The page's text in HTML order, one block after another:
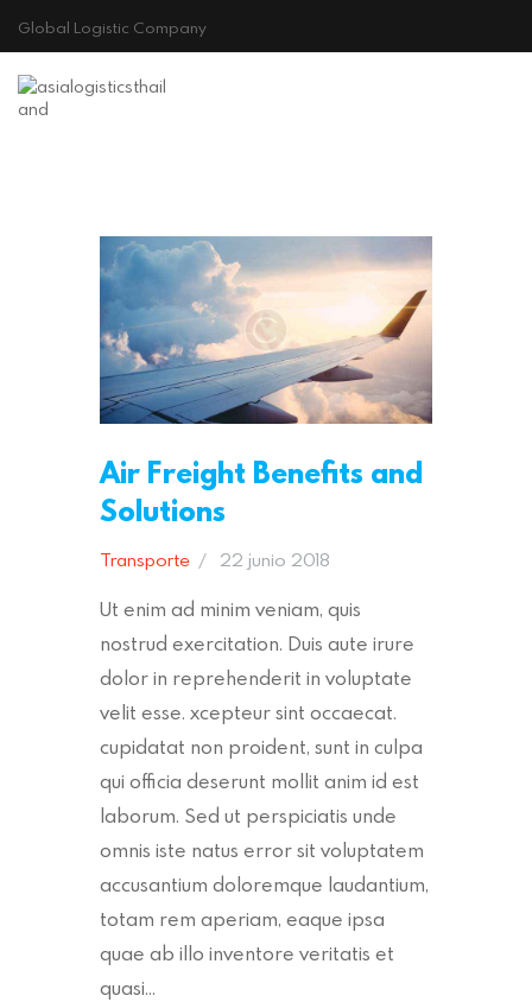
Global Logistic Company
Air Freight Benefits and
Solutions
Transporte 22 junio 2018
Ut enim ad minim veniam, quis
nostrud exercitation. Duis aute irure
dolor in reprehenderit in voluptate
velit esse. xcepteur sint occaecat.
cupidatat non proident, sunt in culpa
qui officia deserunt mollit anim id est
laborum. Sed ut perspiciatis unde
omnis iste natus error sit voluptatem
accusantium doloremque laudantium,
totam rem aperiam, eaque ipsa
quae ab illo inventore veritatis et
quasi…